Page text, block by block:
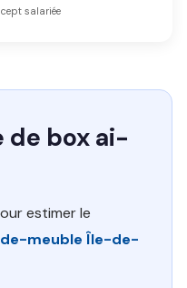
salariée
de box ai-
estimer le
meuble Île-de-